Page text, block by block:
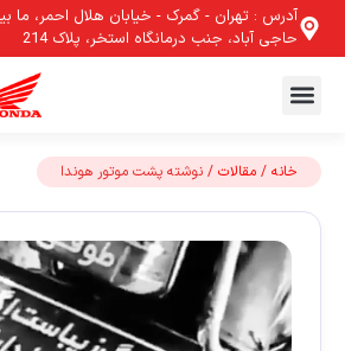
آدرس : تهران - گمرک - خیابان هلال احمر، ما
حاجی آباد، جنب درمانگاه استخر، پلاک 214
خانه / مقالات / نوشته پشت موتور هوندا